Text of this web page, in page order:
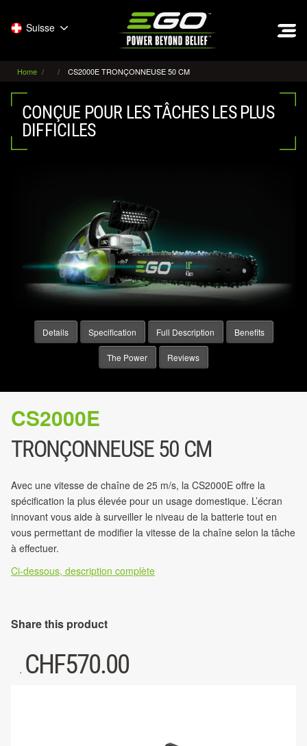
Suisse
Home CS2000E TRONÇONNEUSE 50 CM
CONÇUE POUR LES TÂCHES LES PLUS
DIFFICILES
Details Specification Full Description Benefits
The Power Reviews
CS2000E
TRONÇONNEUSE 50 CM
Avec une vitesse de chaîne de 25 m/s, la CS2000E offre la
spécification la plus élevée pour un usage domestique. L’écran
innovant vous aide à surveiller le niveau de la batterie tout en
vous permettant de modifier la vitesse de la chaîne selon la tâche
à effectuer.
Ci-dessous, description complète
Share this product
. CHF570.00